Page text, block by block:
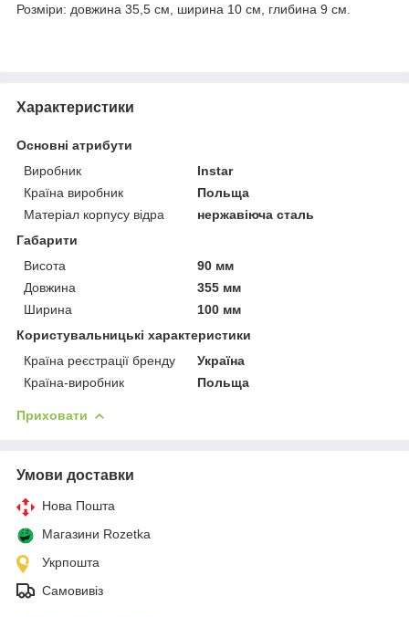
Розміри: довжина 35,5 см, ширина 10 см, глибина 9 см.
Характеристики
Основні атрибути
Виробник
Instar
Країна виробник
Польща
Матеріал корпусу відра
нержавіюча сталь
Габарити
Висота
90 мм
Довжина
355 мм
Ширина
100 мм
Користувальницькі характеристики
Країна реєстрації бренду
Україна
Країна-виробник
Польща
Приховати
Умови доставки
Нова Пошта
Магазини Rozetka
Укрпошта
Самовивіз